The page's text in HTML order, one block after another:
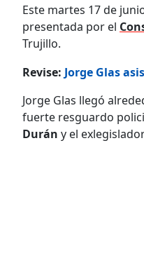
Este martes 17 de
presentada por el
Trujillo.
Revise: Jorge Glas
Jorge Glas llegó
fuerte resguardo
Durán y el